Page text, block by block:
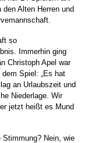
den Alten Herren und
so
Immerhin ging
Christoph Apel war
Spiel: „Es hat
an Urlaubszeit und
Niederlage. Wir
jetzt heißt es Mund
Nein, wie